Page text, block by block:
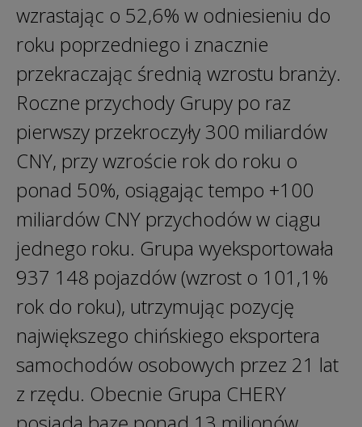
wzrastając o 52,6% w odniesieniu do
roku poprzedniego i znacznie
przekraczając średnią wzrostu branży.
Roczne przychody Grupy po raz
pierwszy przekroczyły 300 miliardów
CNY, przy wzroście rok do roku o
ponad 50%, osiągając tempo +100
miliardów CNY przychodów w ciągu
jednego roku. Grupa wyeksportowała
937 148 pojazdów (wzrost o 101,1%
rok do roku), utrzymując pozycję
największego chińskiego eksportera
samochodów osobowych przez 21 lat
z rzędu. Obecnie Grupa CHERY